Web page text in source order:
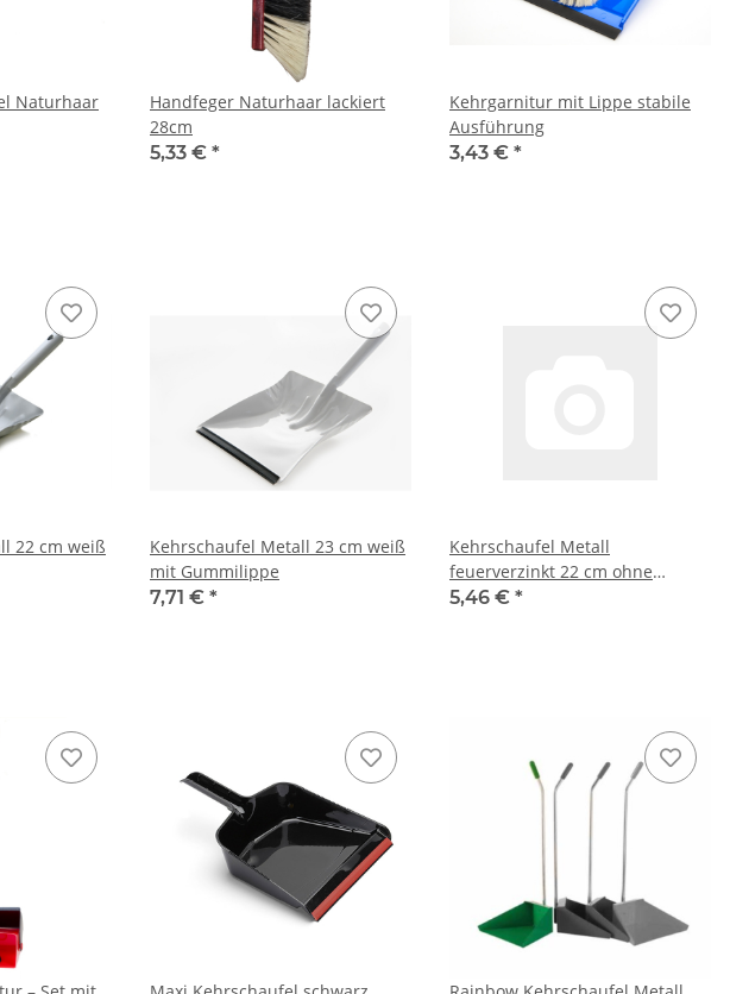
Naturhaar
Handfeger Naturhaar lackiert
28cm
5,33 € *
Kehrgarnitur mit Lippe stabile
Ausführung
3,43 € *
22 cm weiß
Kehrschaufel Metall 23 cm weiß
mit Gummilippe
7,71 € *
Kehrschaufel Metall
feuerverzinkt 22 cm ohne
Gummilippe
5,46 € *